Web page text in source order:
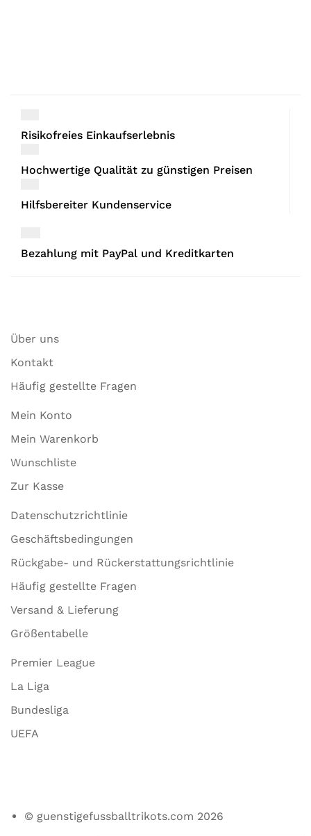
Risikofreies Einkaufserlebnis
Hochwertige Qualität zu günstigen Preisen
Hilfsbereiter Kundenservice
Bezahlung mit PayPal und Kreditkarten
Über uns
Kontakt
Häufig gestellte Fragen
Mein Konto
Mein Warenkorb
Wunschliste
Zur Kasse
Datenschutzrichtlinie
Geschäftsbedingungen
Rückgabe- und Rückerstattungsrichtlinie
Häufig gestellte Fragen
Versand & Lieferung
Größentabelle
Premier League
La Liga
Bundesliga
UEFA
© guenstigefussballtrikots.com 2026